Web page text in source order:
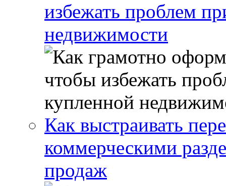
избежать проблем
недвижимости
Как выстраивать
коммерческими
продаж